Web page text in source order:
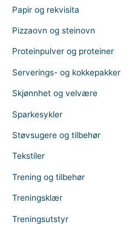
Papir og rekvisita
Pizzaovn og steinovn
Proteinpulver og proteiner
Serverings- og kokkepakker
Skjønnhet og velvære
Sparkesykler
Støvsugere og tilbehør
Tekstiler
Trening og tilbehør
Treningsklær
Treningsutstyr